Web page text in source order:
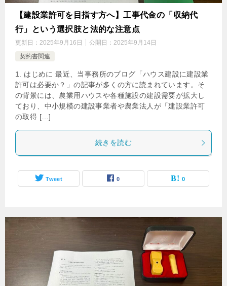
【建設業許可を目指す方へ】工事代金の「収納代
行」という選択肢と法的な注意点
更新日： 2025年9月16日 公開日： 2025年9月14日
契約書関連
1. はじめに 最近、当事務所のブログ「ハウス建設に建設業
許可は必要か？」の記事が多くの方に読まれています。そ
の背景には、農業用ハウスや各種施設の建設需要が拡大し
ており、中小規模の建設事業者や農業法人が「建設業許可
の取得 […]
続きを読む
Tweet 0 0